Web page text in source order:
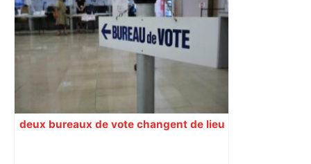
chaîne regarder le match Toulouse –
Montpellier ? – Le Parisien
deux bureaux de vote changent de lieu